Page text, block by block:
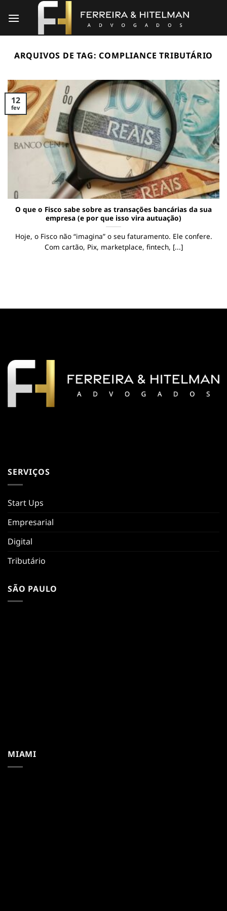
ARQUIVOS DE TAG:COMPLIANCE TRIBUTÁRIO
O que o Fisco sabe sobre as transações bancárias da sua
empresa (e por que isso vira autuação)
Hoje, o Fisco não “imagina” o seu faturamento. Ele confere.
Com cartão, Pix, marketplace, fintech, [...]
12
fev
SERVIÇOS
Start Ups
Empresarial
Digital
Tributário
SÃO PAULO
MIAMI